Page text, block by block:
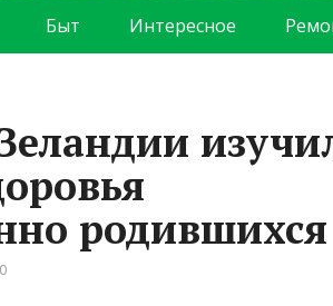
Быт Интересное